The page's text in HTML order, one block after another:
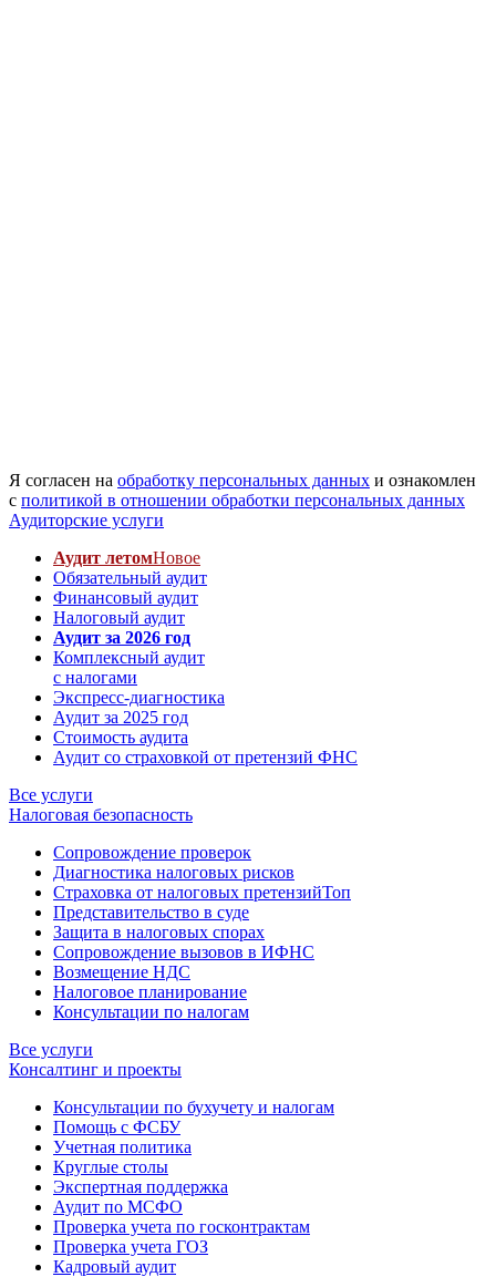
Я согласен на обработку персональных данных и ознакомлен
с политикой в отношении обработки персональных данных
Аудиторские услуги
Аудит летомНовое
Обязательный аудит
Финансовый аудит
Налоговый аудит
Аудит за 2026 год
Комплексный аудит
с налогами
Экспресс-диагностика
Аудит за 2025 год
Стоимость аудита
Аудит со страховкой от претензий ФНС
Все услуги
Налоговая безопасность
Сопровождение проверок
Диагностика налоговых рисков
Страховка от налоговых претензийТоп
Представительство в суде
Защита в налоговых спорах
Сопровождение вызовов в ИФНС
Возмещение НДС
Налоговое планирование
Консультации по налогам
Все услуги
Консалтинг и проекты
Консультации по бухучету и налогам
Помощь с ФСБУ
Учетная политика
Круглые столы
Экспертная поддержка
Аудит по МСФО
Проверка учета по госконтрактам
Проверка учета ГОЗ
Кадровый аудит